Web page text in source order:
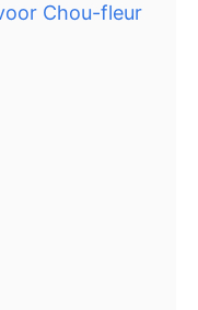
Chou-fleur